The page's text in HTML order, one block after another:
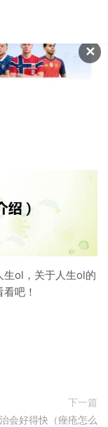
✕
生ol，关于人生ol的
吧！
下一篇
会好得快（痤疮怎么